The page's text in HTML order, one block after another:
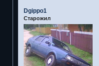
Dgippo1
Старожил